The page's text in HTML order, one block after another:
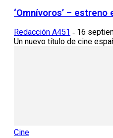
‘Omnívoros’ –
Redacción A451 - 16
Un nuevo título de cine
Cine